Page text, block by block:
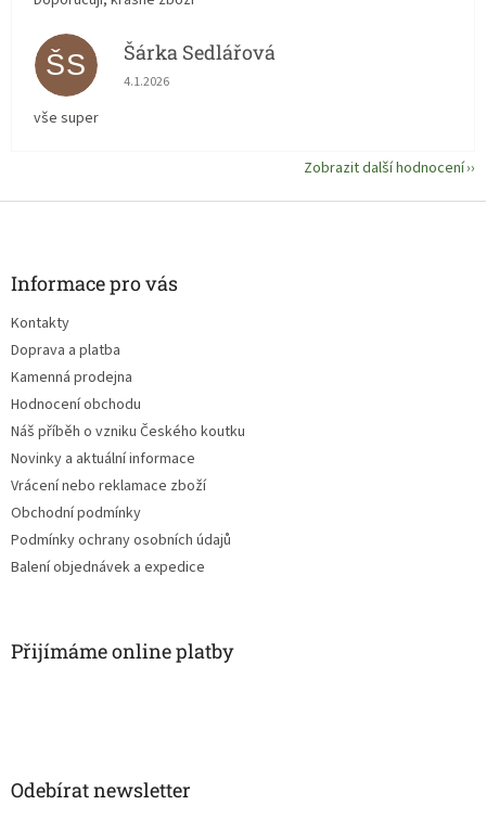
ŠS Šárka Sedlářová
Hodnocení obchodu je 5 z 5 hvězdiček.
4.1.2026
vše super
Zobrazit další hodnocení
Informace pro vás
Kontakty
Doprava a platba
Kamenná prodejna
Hodnocení obchodu
Náš příběh o vzniku Českého koutku
Novinky a aktuální informace
Vrácení nebo reklamace zboží
Obchodní podmínky
Podmínky ochrany osobních údajů
Balení objednávek a expedice
Přijímáme online platby
Odebírat newsletter